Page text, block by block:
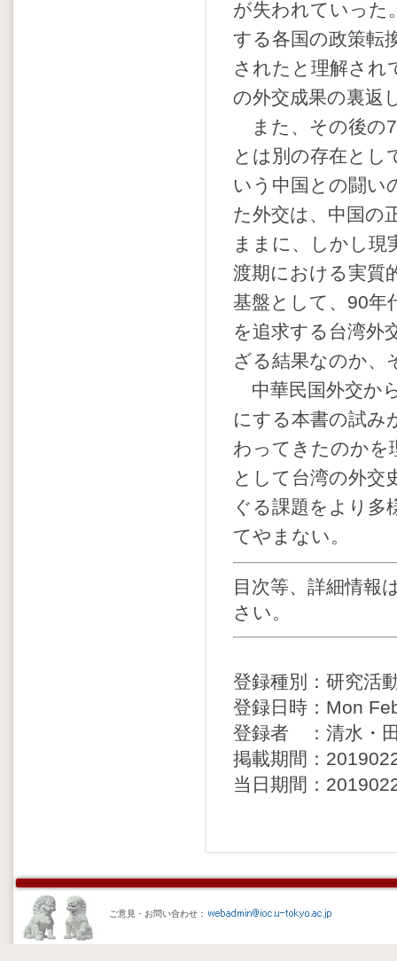
が失われていった
する各国の政策転
されたと理解され
の外交成果の裏返
また、その後の
とは別の存在とし
いう中国との闘い
た外交は、中国の
ままに、しかし現
渡期における実質
基盤として、90年
を追求する台湾外
ざる結果なのか、
中華民国外交か
にする本書の試み
わってきたのかを
として台湾の外交
ぐる課題をより
てやまない。
目次等、詳細情報
さい。
登録種別：研究活
登録日時：Mon
登録者 ：清水・
掲載期間：
当日期間：
ご意見・お問い合わせ：